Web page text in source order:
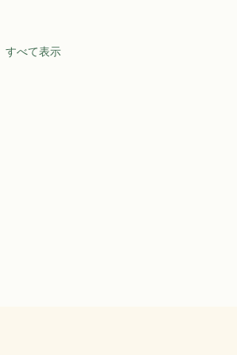
すべて表示